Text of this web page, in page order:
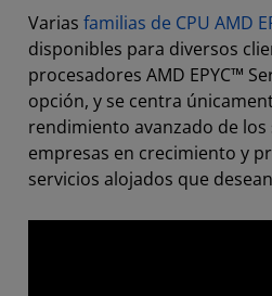
Varias familias de CPU AMD
disponibles para diversos
procesadores AMD EPYC™
opción, y se centra
rendimiento avanzado de
empresas en crecimiento y
servicios alojados que